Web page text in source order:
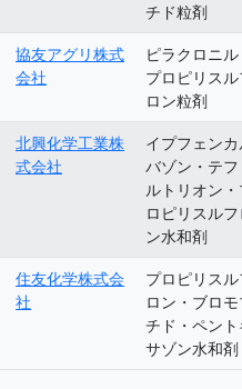
チド粒剤
協友アグリ株式
会社
ピラクロニル
プロピリスル
ロン粒剤
北興化学工業株
式会社
イプフェン
バゾン・テフ
ルトリオン
ロピリスルフ
ン水和剤
住友化学株式会
社
プロピリスル
ロン・ブロ
チド・ペント
サゾン水和剤